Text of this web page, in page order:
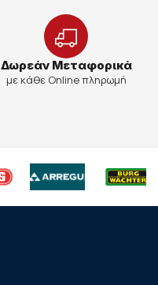
Δωρεάν Μεταφορικά
με κάθε Online πληρωμή